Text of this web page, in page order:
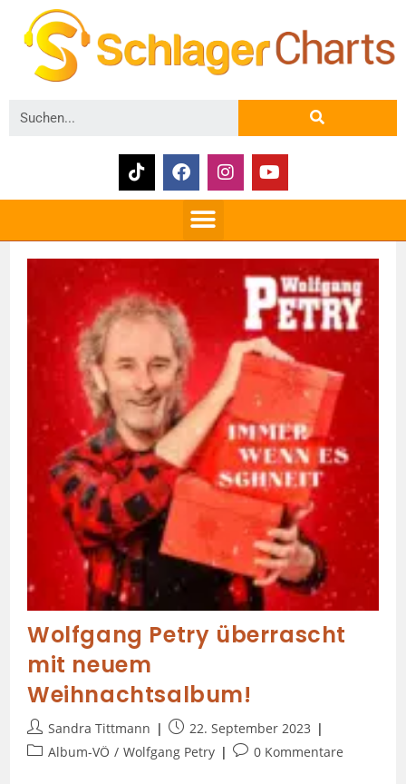
Wolfgang Petry überrascht
mit neuem
Weihnachtsalbum!
Sandra Tittmann
22. September 2023
Album-VÖ / Wolfgang Petry 0 Kommentare